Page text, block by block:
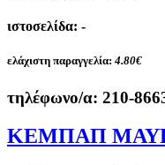
ιστοσελίδα: -
ελάχιστη παραγγελία: 4.80€
τηλέφωνο/α: 210-
ΚΕΜΠΑΠ